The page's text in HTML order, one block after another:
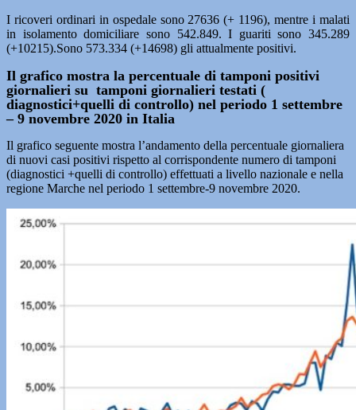
I ricoveri ordinari in ospedale sono 27636 (+ 1196), mentre i malati
in isolamento domiciliare sono 542.849. I guariti sono 345.289
(+10215).Sono 573.334 (+14698) gli attualmente positivi.
Il grafico mostra la percentuale di tamponi positivi
giornalieri su tamponi giornalieri testati (
diagnostici+quelli di controllo) nel periodo 1 settembre
– 9 novembre 2020 in Italia
Il grafico seguente mostra l’andamento della percentuale giornaliera
di nuovi casi positivi rispetto al corrispondente numero di tamponi
(diagnostici +quelli di controllo) effettuati a livello nazionale e nella
regione Marche nel periodo 1 settembre-9 novembre 2020.